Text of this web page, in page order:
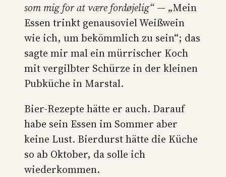
som mig for at være fordøjelig“ — „Mein
Essen trinkt genausoviel Weißwein
wie ich, um bekömmlich zu sein“; das
sagte mir mal ein mürrischer Koch
mit vergilbter Schürze in der kleinen
Pubküche in Marstal.
Bier-Rezepte hätte er auch. Darauf
habe sein Essen im Sommer aber
keine Lust. Bierdurst hätte die Küche
so ab Oktober, da solle ich
wiederkommen.